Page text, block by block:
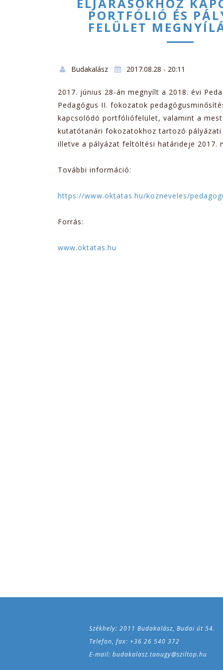
PORTFÓLIÓ ÉS
FELÜLET
Budakalász 2017.08.28 - 20:11
2017. június 28-án megnyílt a 2018. évi
Pedagógus II. fokozatok
kapcsolódó portfóliófelület, valamint a
kutatótanári fokozatokhoz tartozó
illetve a pályázat feltöltési határideje 2017.
További információ:
https://www.oktatas.hu/kozneveles/
Forrás:
www.oktatas.hu
Székhely: 2011 Budakalász, Budai út 54.
Telefon, fax: +36 26 540 372
E-mail: budakalasz.tanugy@sziltop.hu